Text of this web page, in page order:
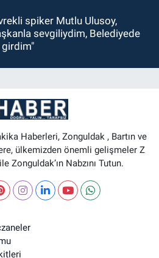
spiker Mutlu Ulusoy,
sevgiliydim, Belediyede
girdim"
Haberleri, Zonguldak , Bartın ve
ülkemizden önemli gelişmeler Z
Zonguldak’ın Nabzını Tutun.